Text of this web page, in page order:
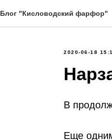
Блог "Кисловодский фарфор"
2020-06-18
В
Еще